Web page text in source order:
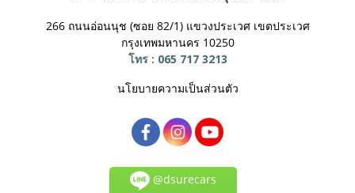
266 ถนนอ่อนนุช (ซอย 82/1) แขวงประเวศ เขตประเวศ
กรุงเทพมหานคร 10250
โทร : 065 717 3213
นโยบายความเป็นส่วนตัว
@dsurecars